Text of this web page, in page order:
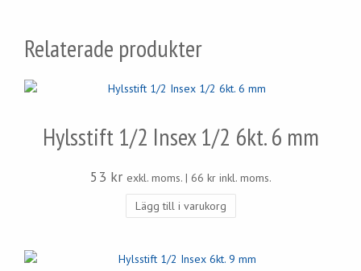
Relaterade produkter
Hylsstift 1/2 Insex 1/2 6kt. 6 mm
53 kr exkl. moms. | 66 krinkl. moms.
Lägg till i varukorg